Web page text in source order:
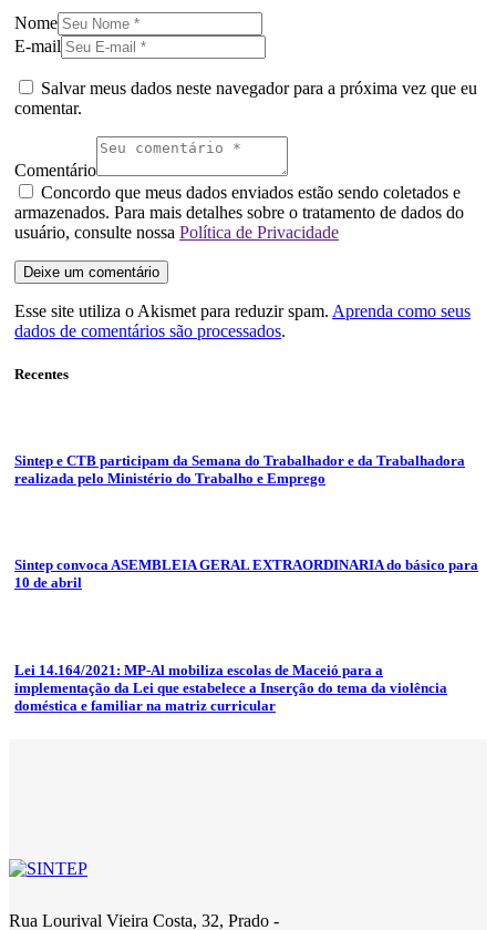
Nome
E-mail
Salvar meus dados neste navegador para a próxima vez que eu
comentar.
Comentário
Concordo que meus dados enviados estão sendo coletados e
armazenados. Para mais detalhes sobre o tratamento de dados do
usuário, consulte nossa Política de Privacidade
Esse site utiliza o Akismet para reduzir spam. Aprenda como seus
dados de comentários são processados.
Recentes
Sintep e CTB participam da Semana do Trabalhador e da Trabalhadora
realizada pelo Ministério do Trabalho e Emprego
Sintep convoca ASEMBLEIA GERAL EXTRAORDINARIA do básico para
10 de abril
Lei 14.164/2021: MP-Al mobiliza escolas de Maceió para a
implementação da Lei que estabelece a Inserção do tema da violência
doméstica e familiar na matriz curricular
Rua Lourival Vieira Costa, 32, Prado -